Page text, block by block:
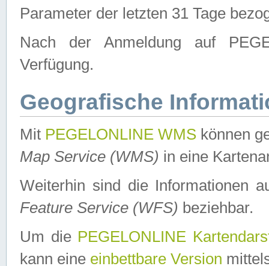
Parameter der letzten 31 Tage
Nach der Anmeldung auf
Verfügung.
Geografische
Mit PEGELONLINE WMS können
Map Service (WMS) in eine
Weiterhin sind die Informationen
Feature Service (WFS) beziehbar.
Um die PEGELONLINE
kann eine einbettbare Version